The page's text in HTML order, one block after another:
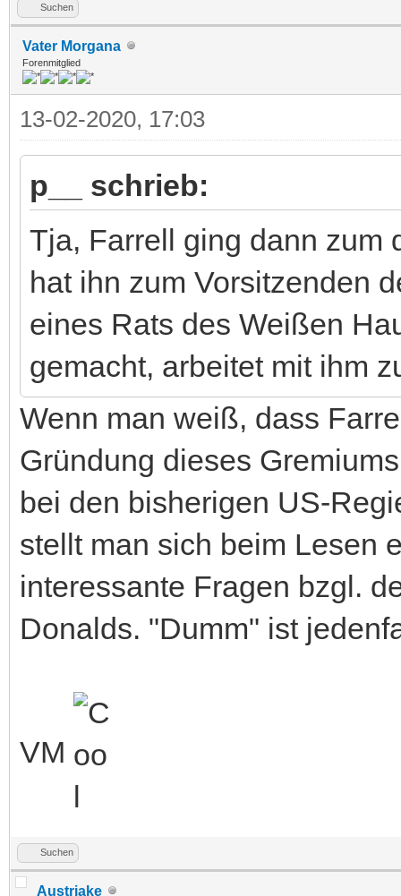
Suchen
Vater Morgana
Forenmitglied
13-02-2020, 17:03
p__ schrieb:
Tja, Farrell ging dann zum
hat ihn zum Vorsitzenden
eines Rats des Weißen
gemacht, arbeitet mit ihm
Wenn man weiß, dass
Gründung dieses
bei den bisherigen US-
stellt man sich beim Lesen
interessante Fragen bzgl.
Donalds. "Dumm" ist
VM
Suchen
Austriake